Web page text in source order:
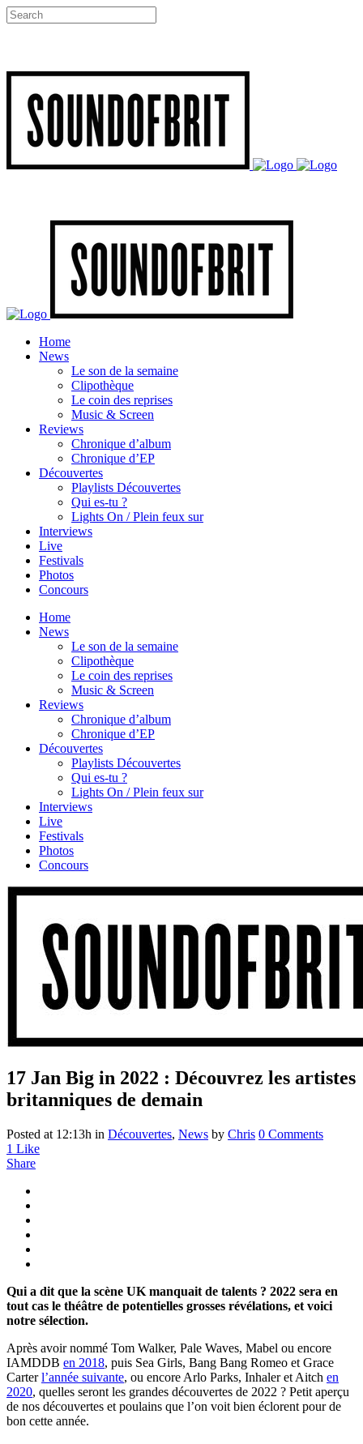
Home
News
Le son de la semaine
Clipothèque
Le coin des reprises
Music & Screen
Reviews
Chronique d’album
Chronique d’EP
Découvertes
Playlists Découvertes
Qui es-tu ?
Lights On / Plein feux sur
Interviews
Live
Festivals
Photos
Concours
Home
News
Le son de la semaine
Clipothèque
Le coin des reprises
Music & Screen
Reviews
Chronique d’album
Chronique d’EP
Découvertes
Playlists Découvertes
Qui es-tu ?
Lights On / Plein feux sur
Interviews
Live
Festivals
Photos
Concours
17 Jan Big in 2022 : Découvrez les artistes
britanniques de demain
Posted at 12:13h in Découvertes, News by Chris 0 Comments
1 Like
Share
Qui a dit que la scène UK manquait de talents ? 2022 sera en
tout cas le théâtre de potentielles grosses révélations, et voici
notre sélection.
Après avoir nommé Tom Walker, Pale Waves, Mabel ou encore
IAMDDB en 2018, puis Sea Girls, Bang Bang Romeo et Grace
Carterl’année suivante, ou encore Arlo Parks, Inhaler et Aitch en
2020, quelles seront les grandes découvertes de 2022 ? Petit aperçu
de nos découvertes et poulains que l’on voit bien éclorent pour de
bon cette année.